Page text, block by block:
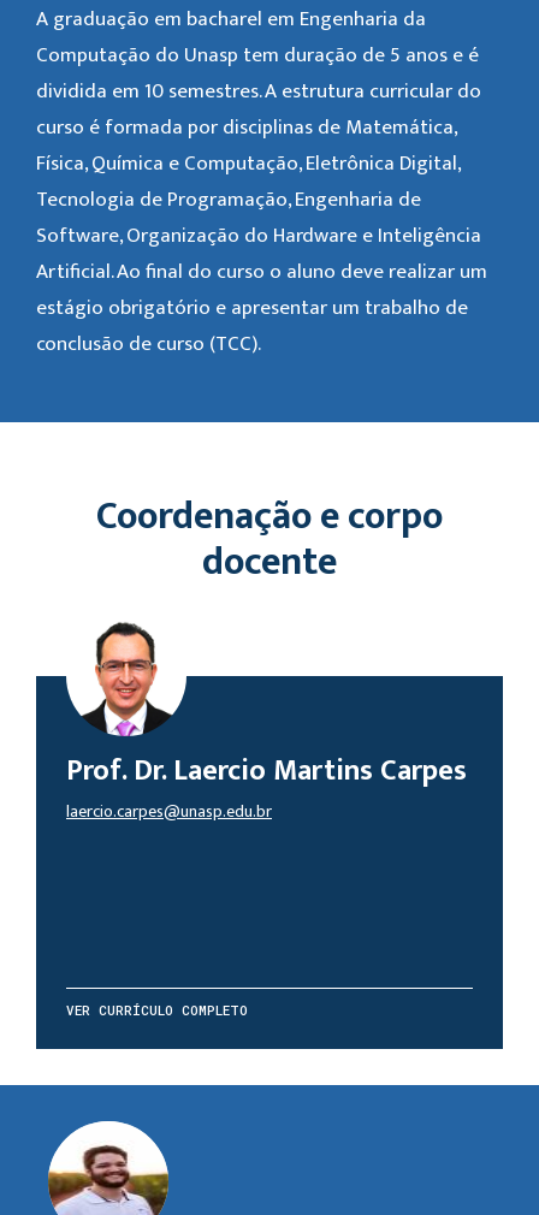
A graduação em bacharel em Engenharia da
Computação do Unasp tem duração de 5 anos e é
dividida em 10 semestres. A estrutura curricular do
curso é formada por disciplinas de Matemática,
Física, Química e Computação, Eletrônica Digital,
Tecnologia de Programação, Engenharia de
Software, Organização do Hardware e Inteligência
Artificial. Ao final do curso o aluno deve realizar um
estágio obrigatório e apresentar um trabalho de
conclusão de curso (TCC).
Coordenação e corpo
docente
Prof. Dr. Laercio Martins Carpes
laercio.carpes@unasp.edu.br
VER CURRÍCULO COMPLETO